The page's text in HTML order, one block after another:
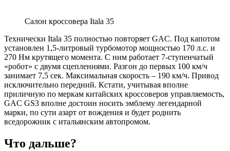
Салон кроссовера Itala 35
Технически Itala 35 полностью повторяет GAC. Под капотом
установлен 1,5-литровый турбомотор мощностью 170 л.с. и
270 Нм крутящего момента. С ним работает 7-ступенчатый
«робот» с двумя сцеплениями. Разгон до первых 100 км/ч
занимает 7,5 сек. Максимальная скорость – 190 км/ч. Привод
исключительно передний. Кстати, учитывая вполне
приличную по меркам китайских кроссоверов управляемость,
GAC GS3 вполне достоин носить эмблему легендарной
марки, по сути азарт от вождения и будет роднить
вседорожник с итальянским автопромом.
Что дальше?